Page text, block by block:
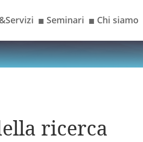
■ Seminari ■ Chi siamo
ricerca